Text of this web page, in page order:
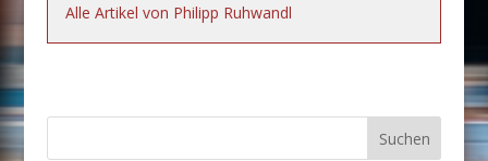
Alle Artikel von Philipp Ruhwandl